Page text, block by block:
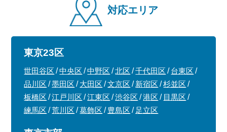
対応エリア
東京23区
世田谷区 中央区 中野区 北区 千代田区
台東区
品川区
墨田区 大田区 文京区 新宿区
杉並区
板橋区
江戸川区 江東区 渋谷区 港区
目黒区
練馬区
荒川区 葛飾区 豊島区 足立区